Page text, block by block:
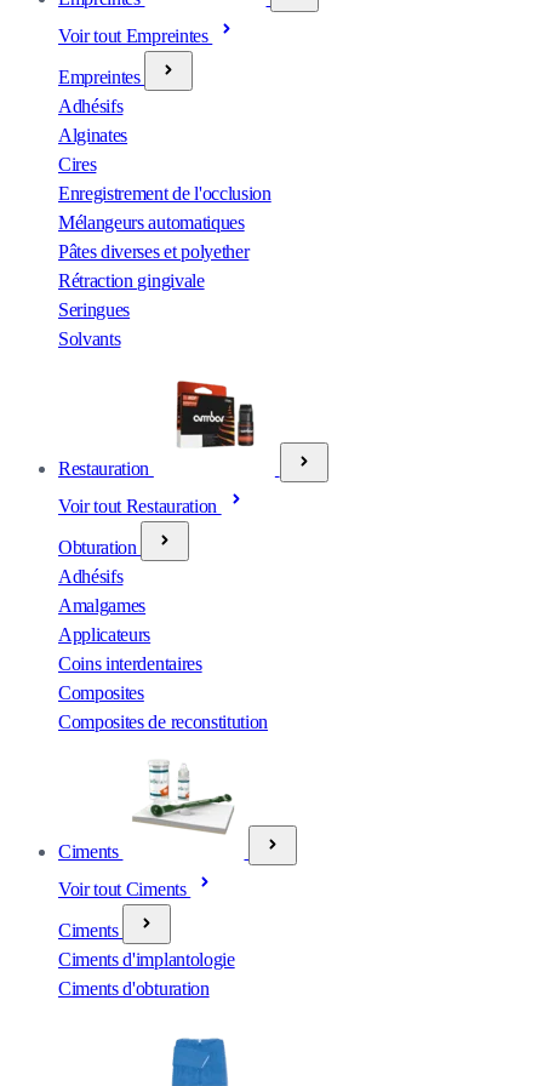
Voir tout Empreintes
Empreintes
Adhésifs
Alginates
Cires
Enregistrement de l'occlusion
Mélangeurs automatiques
Pâtes diverses et polyether
Rétraction gingivale
Seringues
Solvants
Restauration
Voir tout Restauration
Obturation
Adhésifs
Amalgames
Applicateurs
Coins interdentaires
Composites
Composites de reconstitution
Ciments
Voir tout Ciments
Ciments
Ciments d'implantologie
Ciments d'obturation